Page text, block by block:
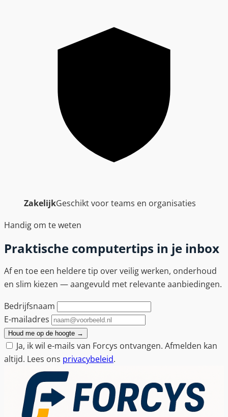
ZakelijkGeschikt voor teams en organisaties
Handig om te weten
Praktische computertips in je inbox
Af en toe een heldere tip over veilig werken, onderhoud
en slim kiezen — aangevuld met relevante aanbiedingen.
Bedrijfsnaam
E-mailadres
Houd me op de hoogte →
Ja, ik wil e-mails van Forcys ontvangen. Afmelden kan
altijd. Lees ons privacybeleid.